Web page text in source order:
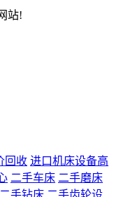
站!
回收 进口机床设备高
二手车床 二手磨床
二手钻床 二手齿轮设